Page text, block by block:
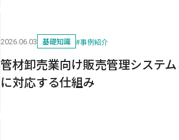
2026.06.03 基礎知識 #事例紹介
管材卸売業向け販売管理システ
に対応する仕組み